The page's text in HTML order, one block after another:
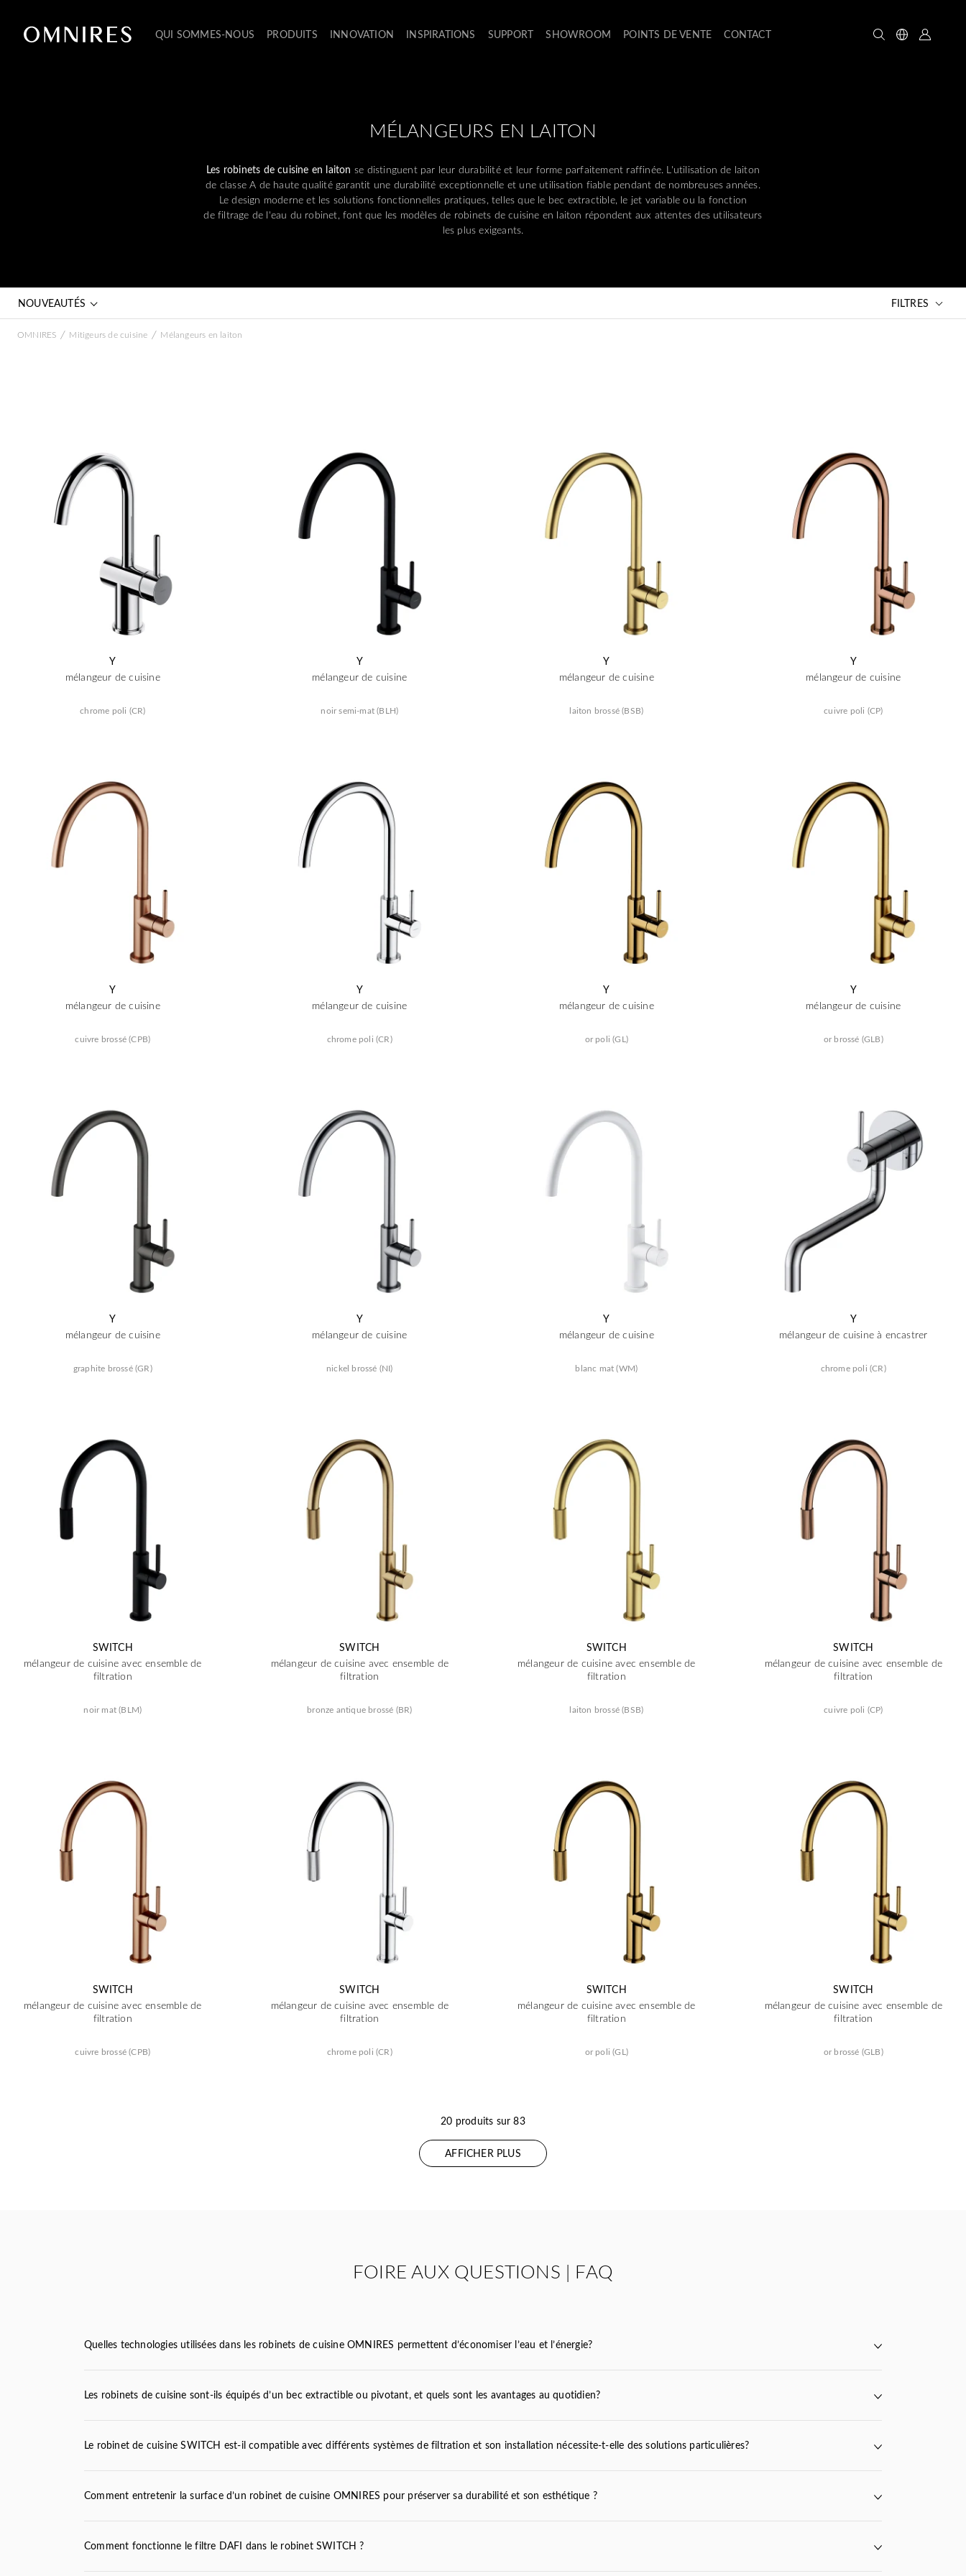
QUI SOMMES-NOUS PRODUITS INNOVATION INSPIRATIONS SUPPORT SHOWROOM POINTS DE VENTE CONTACT
MÉLANGEURS EN LAITON
Les robinets de cuisine en laiton se distinguent par leur durabilité et leur forme parfaitement raffinée. L'utilisation de laiton
de classe A de haute qualité garantit une durabilité exceptionnelle et une utilisation fiable pendant de nombreuses années.
Le design moderne et les solutions fonctionnelles pratiques, telles que le bec extractible, le jet variable ou la fonction
de filtrage de l'eau du robinet, font que les modèles de robinets de cuisine en laiton répondent aux attentes des utilisateurs
les plus exigeants.
NOUVEAUTÉS FILTRES
OMNIRES / Mitigeurs de cuisine / Mélangeurs en laiton
Y
mélangeur de cuisine
chrome poli (CR)
Y
mélangeur de cuisine
noir semi-mat (BLH)
Y
mélangeur de cuisine
laiton brossé (BSB)
Y
mélangeur de cuisine
cuivre poli (CP)
Y
mélangeur de cuisine
cuivre brossé (CPB)
Y
mélangeur de cuisine
chrome poli (CR)
Y
mélangeur de cuisine
or poli (GL)
Y
mélangeur de cuisine
or brossé (GLB)
Y
mélangeur de cuisine
graphite brossé (GR)
Y
mélangeur de cuisine
nickel brossé (NI)
Y
mélangeur de cuisine
blanc mat (WM)
Y
mélangeur de cuisine à encastrer
chrome poli (CR)
SWITCH
mélangeur de cuisine avec ensemble de
filtration
noir mat (BLM)
SWITCH
mélangeur de cuisine avec ensemble de
filtration
bronze antique brossé (BR)
SWITCH
mélangeur de cuisine avec ensemble de
filtration
laiton brossé (BSB)
SWITCH
mélangeur de cuisine avec ensemble de
filtration
cuivre poli (CP)
SWITCH
mélangeur de cuisine avec ensemble de
filtration
cuivre brossé (CPB)
SWITCH
mélangeur de cuisine avec ensemble de
filtration
chrome poli (CR)
SWITCH
mélangeur de cuisine avec ensemble de
filtration
or poli (GL)
SWITCH
mélangeur de cuisine avec ensemble de
filtration
or brossé (GLB)
20 produits sur 83
AFFICHER PLUS
FOIRE AUX QUESTIONS | FAQ
Quelles technologies utilisées dans les robinets de cuisine OMNIRES permettent d’économiser l’eau et l’énergie?
Les robinets de cuisine sont-ils équipés d’un bec extractible ou pivotant, et quels sont les avantages au quotidien?
SWITCH BEND VITA
Le robinet de cuisine SWITCH est-il compatible avec différents systèmes de filtration et son installation nécessite-t-elle des solutions particulières?
Comment entretenir la surface d’un robinet de cuisine OMNIRES pour préserver sa durabilité et son esthétique ?
Comment fonctionne le filtre DAFI dans le robinet SWITCH ?